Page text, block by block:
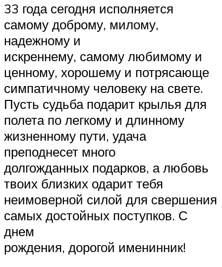
33 года сегодня исполняется
самому доброму, милому,
надежному и
искреннему, самому любимому и
ценному, хорошему и потрясающе
симпатичному человеку на свете.
Пусть судьба подарит крылья для
полета по легкому и длинному
жизненному пути, удача
преподнесет много
долгожданных подарков, а любовь
твоих близких одарит тебя
неимоверной силой для свершения
самых достойных поступков. С
днем
рождения, дорогой именинник!